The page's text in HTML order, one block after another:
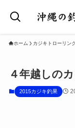
ホーム カジキトローリン
４年越しの
2015カジキ釣果